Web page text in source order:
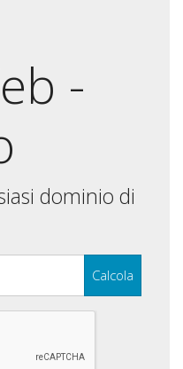
-
dominio di
Calcola